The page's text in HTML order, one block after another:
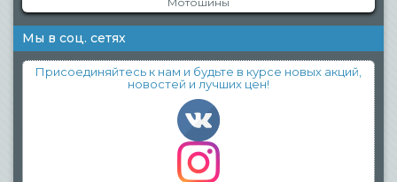
Мы в соц. сетях
Присоединяйтесь к нам и будьте в курсе новых акций,
новостей и лучших цен!